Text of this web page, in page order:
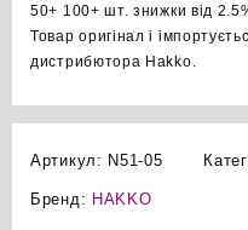
50+ 100+ шт. знижки від
Товар оригінал і
дистрибютора Hakko.
Артикул: N51-05
Бренд: HAKKO